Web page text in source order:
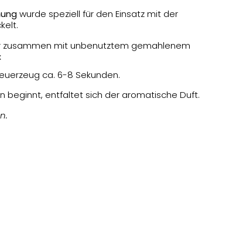
wurde speziell für den Einsatz mit der
zusammen mit unbenutztem gemahlenem
ca. 6-8 Sekunden.
beginnt, entfaltet sich der aromatische Duft.